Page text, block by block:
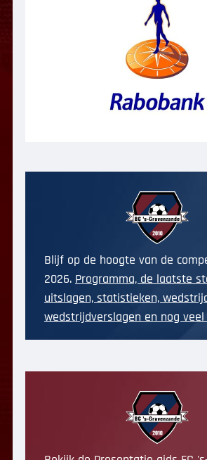
Blijf op de hoogte van de
2026. Programma, de laatste
uitslagen, statistieken,
wedstrijdverslagen en nog veel